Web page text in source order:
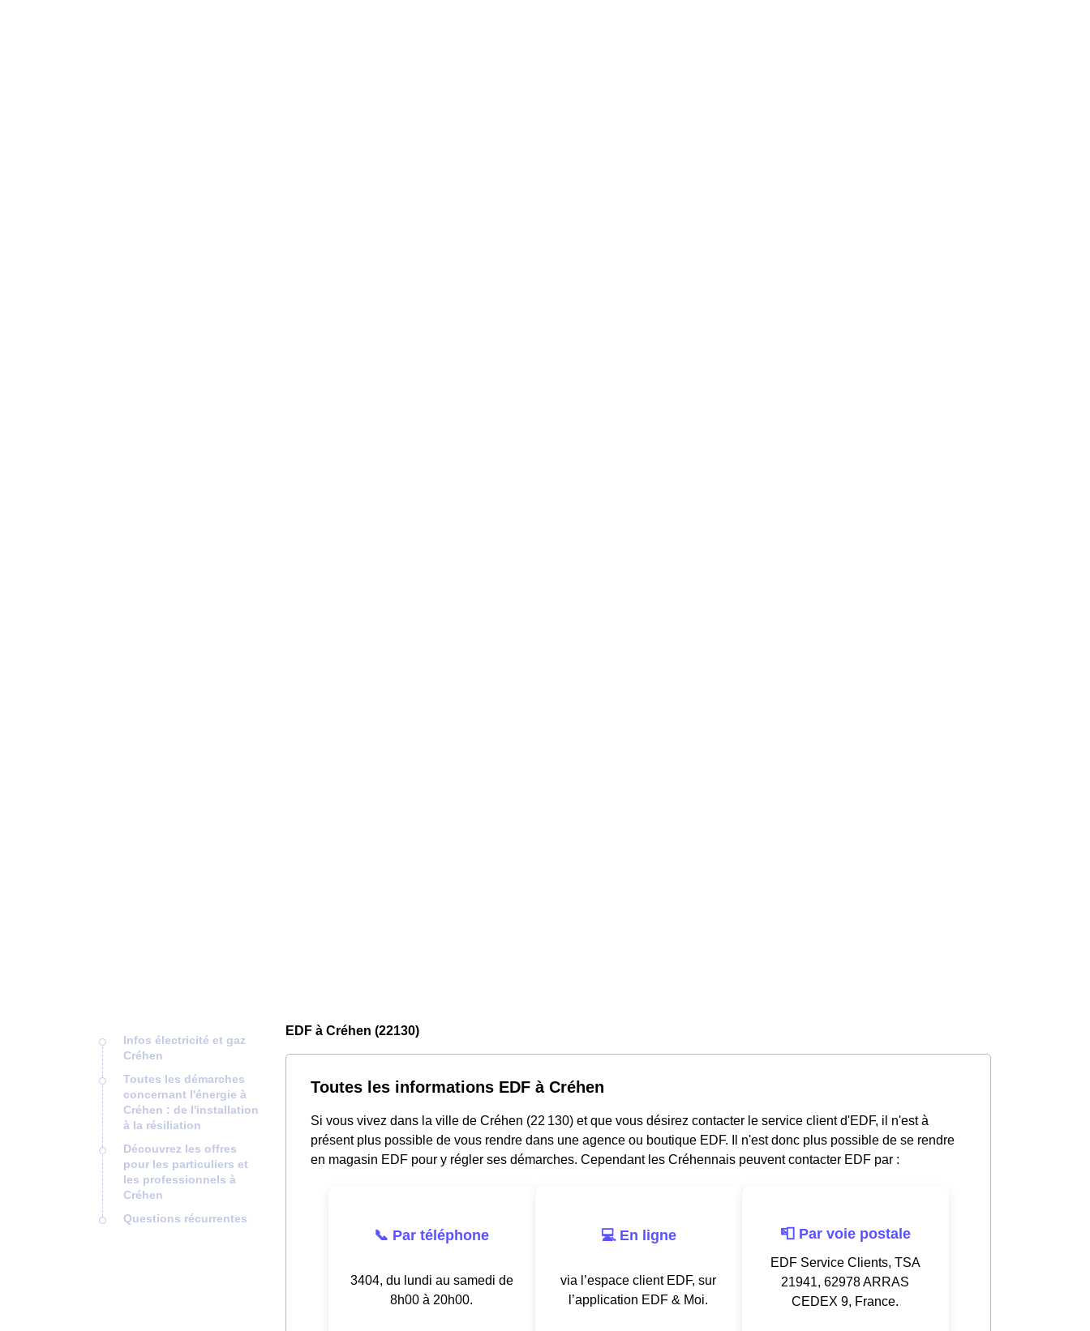
Infos électricité et gaz
Créhen
Toutes les démarches
concernant l'énergie à
Créhen : de l'installation
à la résiliation
Découvrez les offres
pour les particuliers et
les professionnels à
Créhen
Questions récurrentes
EDF à Créhen (22130)
Toutes les informations EDF à Créhen
Si vous vivez dans la ville de Créhen (22 130) et que vous désirez contacter le service client d'EDF, il n'est à
présent plus possible de vous rendre dans une agence ou boutique EDF. Il n'est donc plus possible de se rendre
en magasin EDF pour y régler ses démarches. Cependant les Créhennais peuvent contacter EDF par :
📞 Par téléphone
3404, du lundi au samedi de
8h00 à 20h00.
💻 En ligne
via l’espace client EDF, sur
l’application EDF & Moi.
📮 Par voie postale
EDF Service Clients, TSA
21941, 62978 ARRAS
CEDEX 9, France.